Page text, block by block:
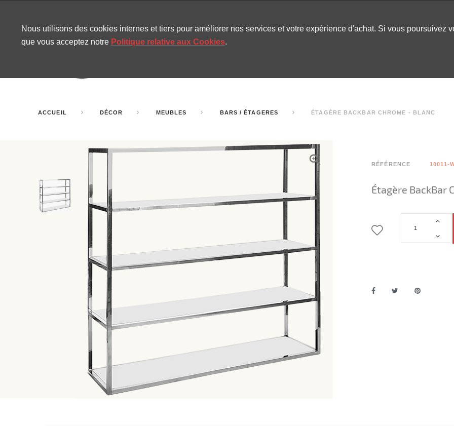
ACCUEIL DÉCOR MEUBLES BARS / ÉTAGERES ÉTAGÈRE BACKBAR CHROME - BLANC
RÉFÉRENCE 10011-
Étagère BackBar
Nous utilisons des cookies internes et tiers pour améliorer nos services et votre expérience d'achat. Si vous poursuivez
que vous acceptez notre Politique relative aux Cookies.